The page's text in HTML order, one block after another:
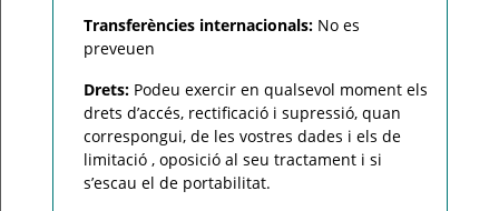
Transferències internacionals: No es
preveuen
Drets: Podeu exercir en qualsevol moment els
drets d’accés, rectificació i supressió, quan
correspongui, de les vostres dades i els de
limitació , oposició al seu tractament i si
s’escau el de portabilitat.